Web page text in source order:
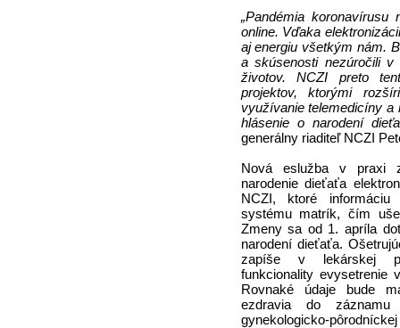
„Pandémia
online. Vďaka
aj energiu všetkým nám.
a skúsenosti nezúročili v
životov. NCZI preto
projektov, ktorými
využívanie telemedicíny
hlásenie o narodení
generálny riaditeľ NCZI
Nová eslužba v praxi
narodenie dieťaťa
NCZI, ktoré informáciu
systému matrík, čím
Zmeny sa od 1. apríla
narodení dieťaťa.
zapíše v lekárskej
funkcionality evysetrenie
Rovnaké údaje bude
ezdravia do
gynekologicko-